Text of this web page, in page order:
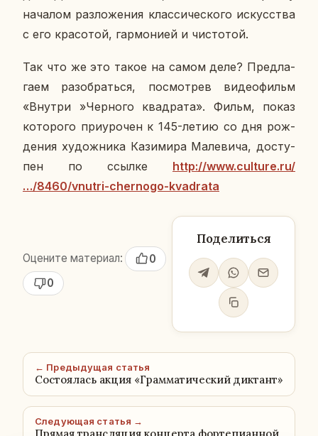
на­ча­лом раз­ло­же­ния клас­си­че­ско­го ис­кус­ства
с его кра­со­той, гар­мо­ни­ей и чи­сто­той.
Так что же это такое на самом деле? Пред­ла­
га­ем разо­брать­ся, по­смот­рев ви­део­фильм
«Внутри »Чер­но­го квад­ра­та». Фильм, показ
ко­то­ро­го при­уро­чен к 145-летию со дня рож­
де­ния ху­дож­ни­ка Ка­зи­ми­ра Ма­ле­ви­ча, до­сту­
пен по ссылке http://www.culture.ru/
…/8460/vnutri-chernogo-kvadrata
Оцените материал:
0
0
Поделиться
← Предыдущая статья
Состоялась акция «Грамматический диктант»
Следующая статья →